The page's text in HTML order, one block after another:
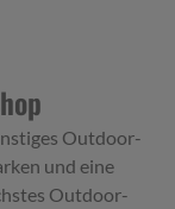
Outdoor-
und eine
Outdoor-